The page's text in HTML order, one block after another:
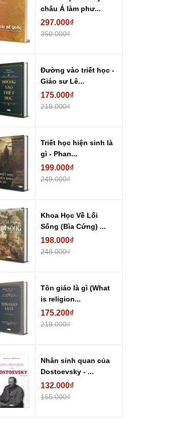
châu Á làm phư...
297.000₫
350.000₫
Đường vào triết học -
Giáo sư Lê...
175.000₫
219.000₫
Triết học hiện sinh là
gì - Phan...
199.000₫
249.000₫
Khoa Học Về Lối
Sống (Bìa Cứng) ...
198.000₫
248.000₫
Tôn giáo là gì (What
is religion...
175.200₫
219.000₫
Nhân sinh quan của
Dostoevsky - ...
132.000₫
165.000₫